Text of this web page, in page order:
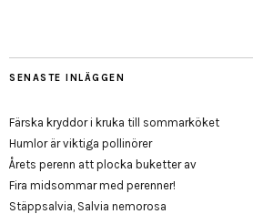
SENASTE INLÄGGEN
Färska kryddor i kruka till sommarköket
Humlor är viktiga pollinörer
Årets perenn att plocka buketter av
Fira midsommar med perenner!
Stäppsalvia, Salvia nemorosa